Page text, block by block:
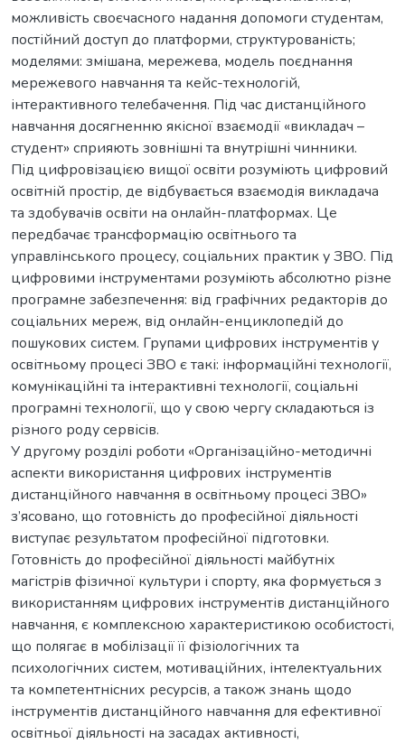
можливість своєчасного надання допомоги студентам,
постійний доступ до платформи, структурованість;
моделями: змішана, мережева, модель поєднання
мережевого навчання та кейс-технологій,
інтерактивного телебачення. Під час дистанційного
навчання досягненню якісної взаємодії «викладач –
студент» сприяють зовнішні та внутрішні чинники.
Під цифровізацією вищої освіти розуміють цифровий
освітній простір, де відбувається взаємодія викладача
та здобувачів освіти на онлайн-платформах. Це
передбачає трансформацію освітнього та
управлінського процесу, соціальних практик у ЗВО. Під
цифровими інструментами розуміють абсолютно різне
програмне забезпечення: від графічних редакторів до
соціальних мереж, від онлайн-енциклопедій до
пошукових систем. Групами цифрових інструментів у
освітньому процесі ЗВО є такі: інформаційні технології,
комунікаційні та інтерактивні технології, соціальні
програмні технології, що у свою чергу складаються із
різного роду сервісів.
У другому розділі роботи «Організаційно-методичні
аспекти використання цифрових інструментів
дистанційного навчання в освітньому процесі ЗВО»
з’ясовано, що готовність до професійної діяльності
виступає результатом професійної підготовки.
Готовність до професійної діяльності майбутніх
магістрів фізичної культури і спорту, яка формується з
використанням цифрових інструментів дистанційного
навчання, є комплексною характеристикою особистості,
що полягає в мобілізації її фізіологічних та
психологічних систем, мотиваційних, інтелектуальних
та компетентнісних ресурсів, а також знань щодо
інструментів дистанційного навчання для ефективної
освітньої діяльності на засадах активності,